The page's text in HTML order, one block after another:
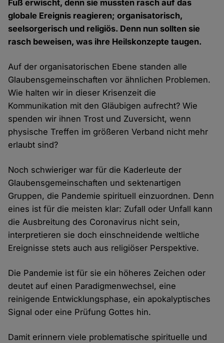
Fuß erwischt, denn sie mussten rasch auf das
globale Ereignis reagieren; organisatorisch,
seelsorgerisch und religiös. Denn nun sollten sie
rasch beweisen, was ihre Heilskonzepte taugen.
Auf der organisatorischen Ebene standen alle
Glaubensgemeinschaften vor ähnlichen Problemen.
Wie halten wir in dieser Krisenzeit die
Kommunikation mit den Gläubigen aufrecht? Wie
spenden wir ihnen Trost und Zuversicht, wenn
physische Treffen im größeren Verband nicht mehr
erlaubt sind?
Noch schwieriger war für die Kaderleute der
Glaubensgemeinschaften und sektenartigen
Gruppen, die Pandemie spirituell einzuordnen. Denn
eines ist für die meisten klar: Zufall oder Unfall kann
die Ausbreitung des Coronavirus nicht sein,
interpretieren sie doch einschneidende weltliche
Ereignisse stets auch aus religiöser Perspektive.
Die Pandemie ist für sie ein höheres Zeichen oder
deutet auf einen Paradigmenwechsel, eine
reinigende Entwicklungsphase, ein apokalyptisches
Signal oder eine Prüfung Gottes hin.
Damit erinnern viele problematische spirituelle und